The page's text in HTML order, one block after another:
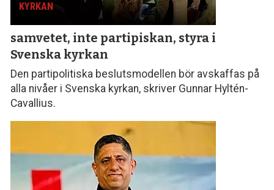
KYRKAN
samvetet, inte parti­piskan, styra i
Svenska kyrkan
Den partipolitiska beslutsmodellen bör avskaffas på
alla nivåer i Svenska kyrkan, skriver Gunnar Hyltén-
Cavallius.